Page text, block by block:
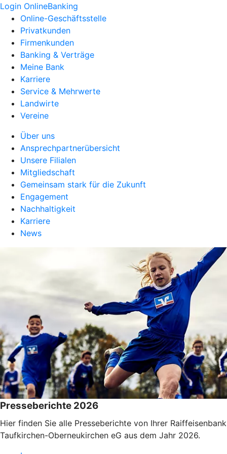
Login OnlineBanking
Online-Geschäftsstelle
Privatkunden
Firmenkunden
Banking & Verträge
Meine Bank
Karriere
Service & Mehrwerte
Landwirte
Vereine
Über uns
Ansprechpartnerübersicht
Unsere Filialen
Mitgliedschaft
Gemeinsam stark für die Zukunft
Engagement
Nachhaltigkeit
Karriere
News
Presseberichte 2026
Hier finden Sie alle Presseberichte von Ihrer Raiffeisenbank
Taufkirchen-Oberneukirchen eG aus dem Jahr 2026.